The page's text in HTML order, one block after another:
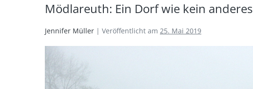
Mödlareuth: Ein Dorf wie kein anderes
Jennifer Müller | Veröffentlicht am 25. Mai 2019